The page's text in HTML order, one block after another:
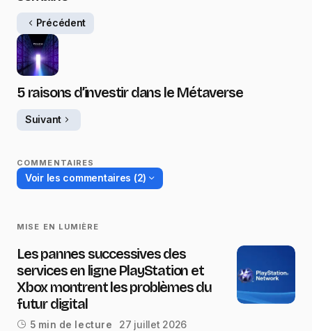
Précédent
5 raisons d’investir dans le Métaverse
Suivant
COMMENTAIRES
Voir les commentaires (2)
MISE EN LUMIÈRE
Les pannes successives des
services en ligne PlayStation et
Xbox montrent les problèmes du
futur digital
5 min de lecture 27 juillet 2026